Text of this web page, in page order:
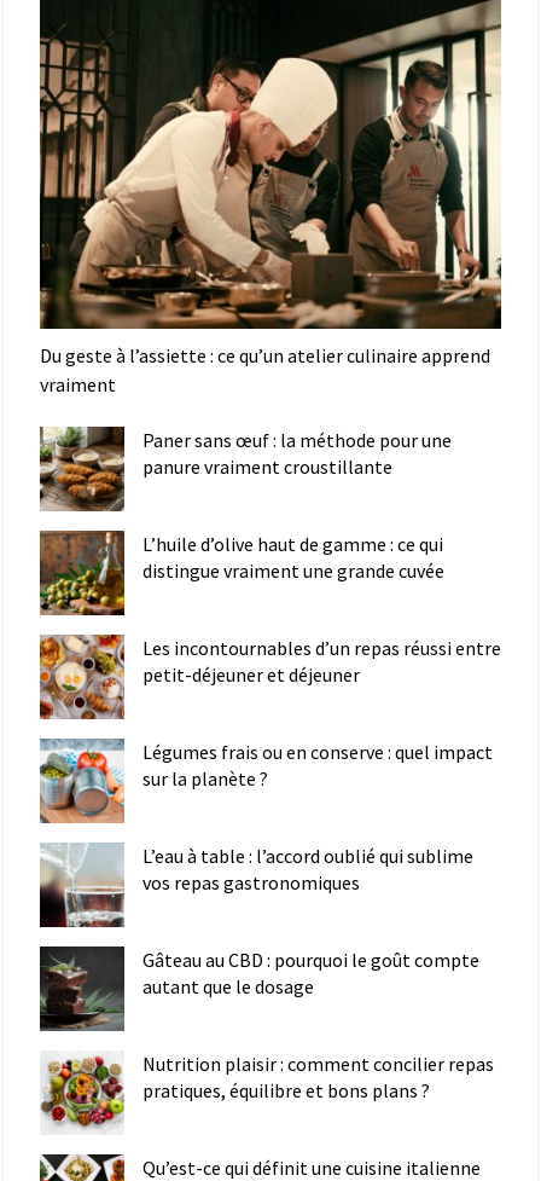
Du geste à l’assiette : ce qu’un atelier culinaire apprend
vraiment
Paner sans œuf : la méthode pour une
panure vraiment croustillante
L’huile d’olive haut de gamme : ce qui
distingue vraiment une grande cuvée
Les incontournables d’un repas réussi entre
petit-déjeuner et déjeuner
Légumes frais ou en conserve : quel impact
sur la planète ?
L’eau à table : l’accord oublié qui sublime
vos repas gastronomiques
Gâteau au CBD : pourquoi le goût compte
autant que le dosage
Nutrition plaisir : comment concilier repas
pratiques, équilibre et bons plans ?
Qu’est-ce qui définit une cuisine italienne